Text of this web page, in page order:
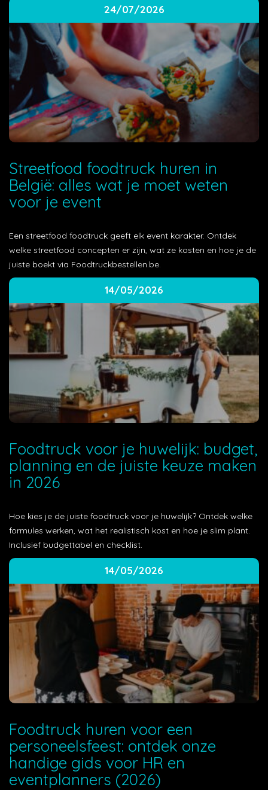
24/07/2026
Streetfood foodtruck huren in
België: alles wat je moet weten
voor je event
Een streetfood foodtruck geeft elk event karakter. Ontdek
welke streetfood concepten er zijn, wat ze kosten en hoe je de
juiste boekt via Foodtruckbestellen.be.
14/05/2026
Foodtruck voor je huwelijk: budget,
planning en de juiste keuze maken
in 2026
Hoe kies je de juiste foodtruck voor je huwelijk? Ontdek welke
formules werken, wat het realistisch kost en hoe je slim plant.
Inclusief budgettabel en checklist.
14/05/2026
Foodtruck huren voor een
personeelsfeest: ontdek onze
handige gids voor HR en
eventplanners (2026)